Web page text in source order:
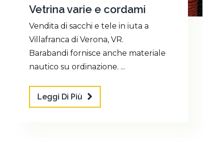
Vetrina varie e cordami
Vendita di sacchi e tele in iuta a
Villafranca di Verona, VR.
Barabandi fornisce anche materiale
nautico su ordinazione. ...
Leggi Di Più